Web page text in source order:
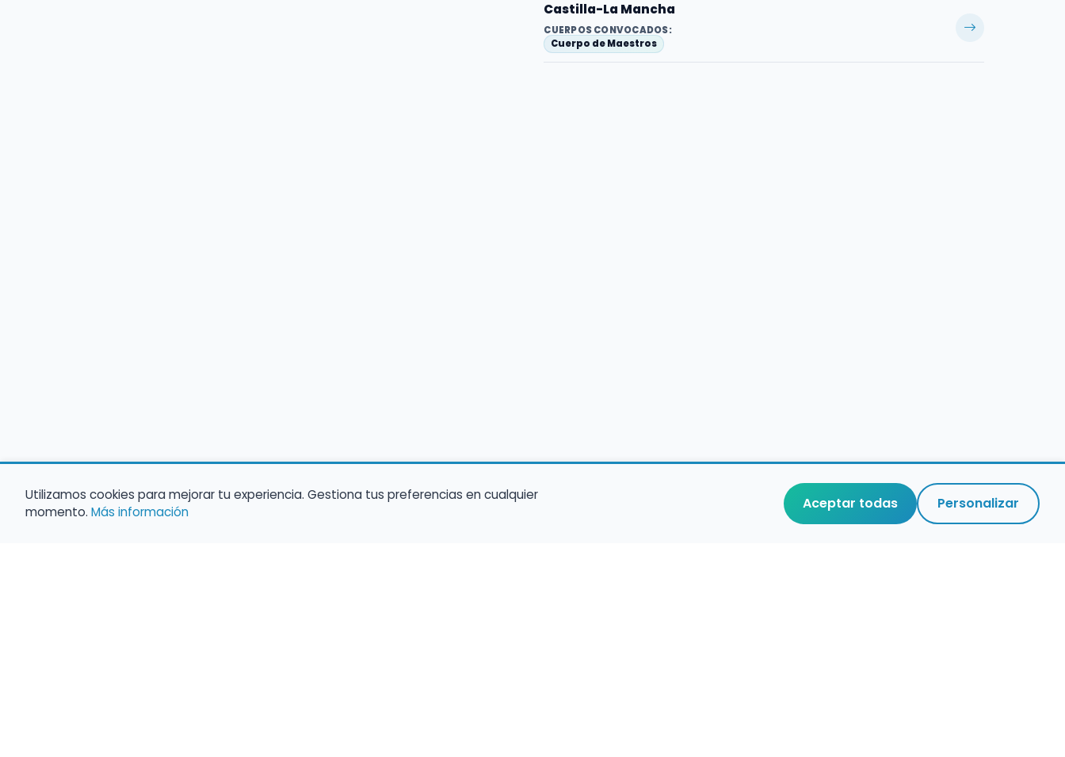
Castilla-La Mancha
CUERPOS CONVOCADOS:
Cuerpo de Maestros
Utilizamos cookies para mejorar tu experiencia. Gestiona tus preferencias en cualquier
momento. Más información Aceptar todas Personalizar